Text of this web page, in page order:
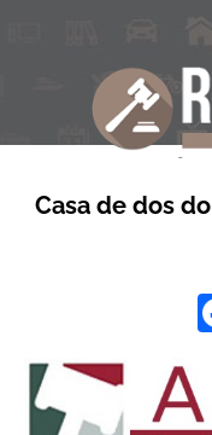
Casa de dos